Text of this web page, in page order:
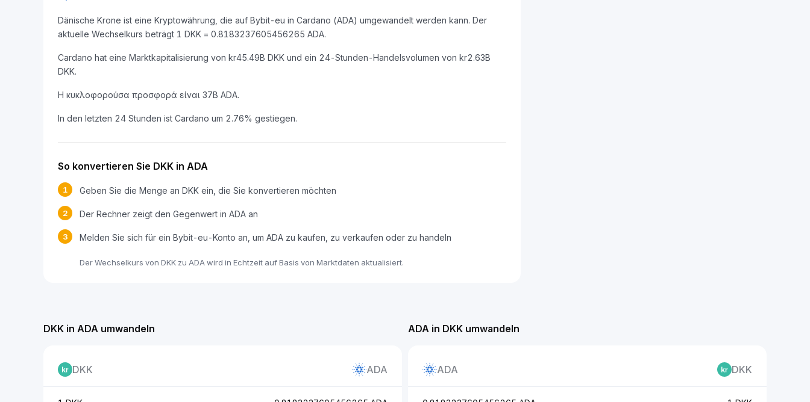
Dänische Krone ist eine Kryptowährung, die auf Bybit-eu in Cardano (ADA) umgewandelt werden kann. Der
aktuelle Wechselkurs beträgt 1 DKK = 0.8183237605456265 ADA.
Cardano hat eine Marktkapitalisierung von kr45.49B DKK und ein 24-Stunden-Handelsvolumen von kr2.63B
DKK.
Η κυκλοφορούσα προσφορά είναι 37B ADA.
In den letzten 24 Stunden ist Cardano um 2.76% gestiegen.
So konvertieren Sie DKK in ADA
1 Geben Sie die Menge an DKK ein, die Sie konvertieren möchten
2 Der Rechner zeigt den Gegenwert in ADA an
3 Melden Sie sich für ein Bybit-eu-Konto an, um ADA zu kaufen, zu verkaufen oder zu handeln
Der Wechselkurs von DKK zu ADA wird in Echtzeit auf Basis von Marktdaten aktualisiert.
ADA in DKK umwandeln
ADA DKK
DKK in ADA umwandeln
DKK ADA